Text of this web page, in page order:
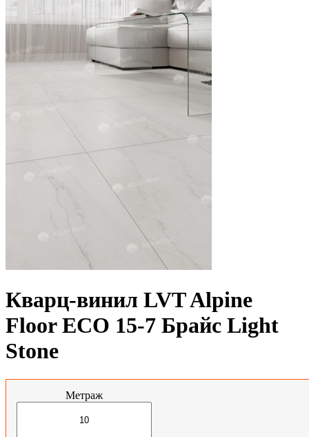
Кварц-винил LVT Alpine
Floor ЕСО 15-7 Брайс Light
Stone
Метраж